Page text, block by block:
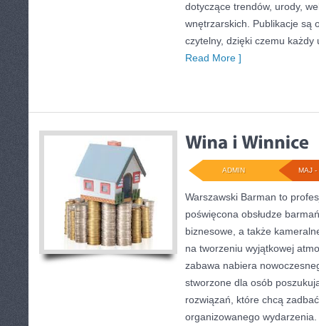
dotyczące trendów, urody,
wnętrzarskich. Publikacje są
czytelny, dzięki czemu każdy
Read More ]
MAJ -
ADMIN
Warszawski Barman to
poświęcona obsłudze
biznesowe, a także
na tworzeniu wyjątkowej
zabawa nabiera
stworzone dla osób
rozwiązań, które chcą
organizowanego